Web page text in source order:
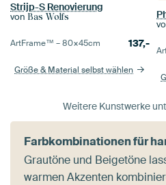
Strijp-S Renovierung
von Bas Wolfs
ArtFrame™ –80×45cm 137,-
Größe & Material selbst wählen
Weitere Kunstwerke
Farbkombinationen für
Grautöne und Beigetöne
warmen Akzenten